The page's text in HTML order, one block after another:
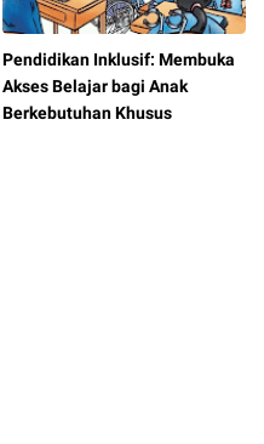
Pendidikan Inklusif: Membuka
Akses Belajar bagi Anak
Berkebutuhan Khusus